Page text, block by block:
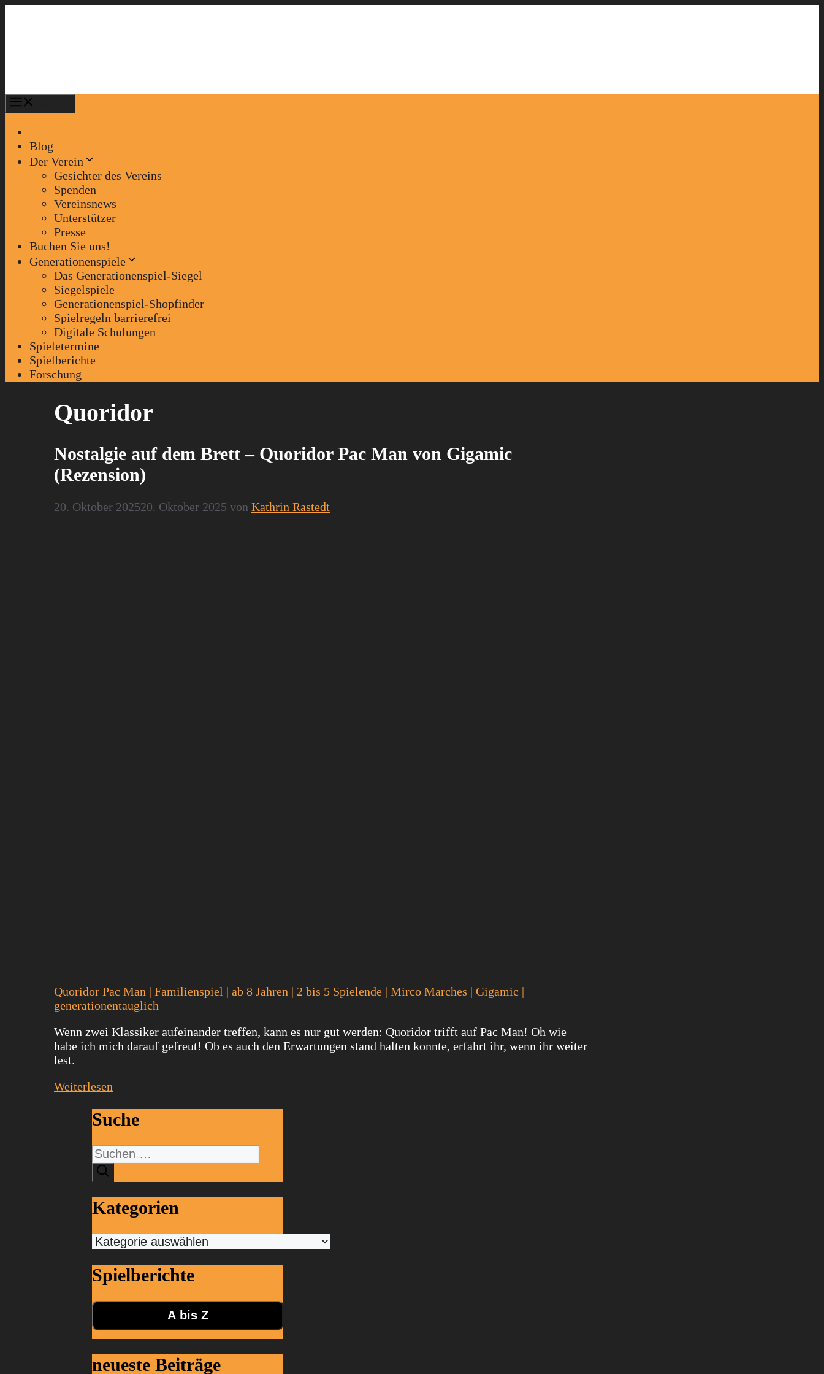
Blog
Der Verein
Gesichter des Vereins
Spenden
Vereinsnews
Unterstützer
Presse
Buchen Sie uns!
Generationenspiele
Das Generationenspiel-Siegel
Siegelspiele
Generationenspiel-Shopfinder
Spielregeln barrierefrei
Digitale Schulungen
Spieletermine
Spielberichte
Forschung
Quoridor
Nostalgie auf dem Brett – Quoridor Pac Man von Gigamic
(Rezension)
20. Oktober 202520. Oktober 2025 von Kathrin Rastedt
Quoridor Pac Man | Familienspiel | ab 8 Jahren | 2 bis 5 Spielende | Mirco Marches | Gigamic |
generationentauglich
Wenn zwei Klassiker aufeinander treffen, kann es nur gut werden: Quoridor trifft auf Pac Man! Oh wie
habe ich mich darauf gefreut! Ob es auch den Erwartungen stand halten konnte, erfahrt ihr, wenn ihr weiter
lest.
Weiterlesen
Suche
Suchen
nach:
Kategorien
Kategorien
Spielberichte
A bis Z
neueste Beiträge